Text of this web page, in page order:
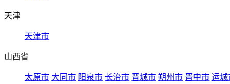
天津
天津市
山西省
太原市 大同市 阳泉市 长治市 晋城市 朔州市 晋中市 运城